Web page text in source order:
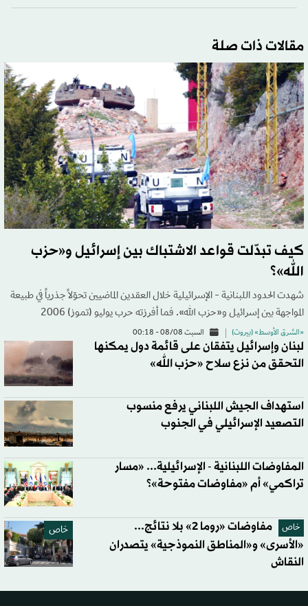
مقالات ذات صلة
كيف تبدّلت قواعد الاشتباك بين إسرائيل و«حزب
الله»؟
شهدت الحدود اللبنانية - الإسرائيلية خلال العقدين الماضيين تحوّلاً جذرياً في طبيعة
المواجهة بين إسرائيل و«حزب الله». فما أفرزته حرب يوليو (تموز) 2006
«الشرق الأوسط» (بيروت) السبت 08/08 - 00:18
لبنان وإسرائيل يتفقان على قائمة دول يمكنها
التحقق من نزع سلاح «حزب الله»
استهداف الجيش اللبناني يرفع منسوب
التصعيد الإسرائيلي في الجنوب
المفاوضات اللبنانية - الإسرائيلية... «مسار
تراكمي» أم «مفاوضات مفتوحة»؟
خاص خاص
مفاوضات «روما 2» بلا نتائج...
«الأسرى» و«المناطق النموذجية» يتصدران
النقاش